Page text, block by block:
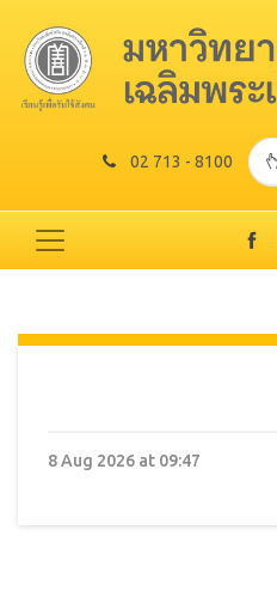
02 713 - 8100
8 Aug 2026 at 09:47